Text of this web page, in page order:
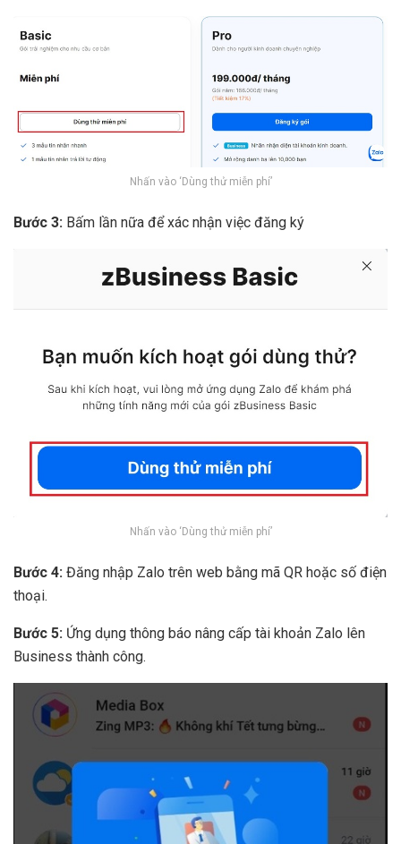
Nhấn vào ‘Dùng thử miễn phí’
Bước 3: Bấm lần nữa để xác nhận việc đăng ký
Nhấn vào ‘Dùng thử miễn phí’
Bước 4: Đăng nhập Zalo trên web bằng mã QR hoặc số điện
thoại.
Bước 5: Ứng dụng thông báo nâng cấp tài khoản Zalo lên
Business thành công.